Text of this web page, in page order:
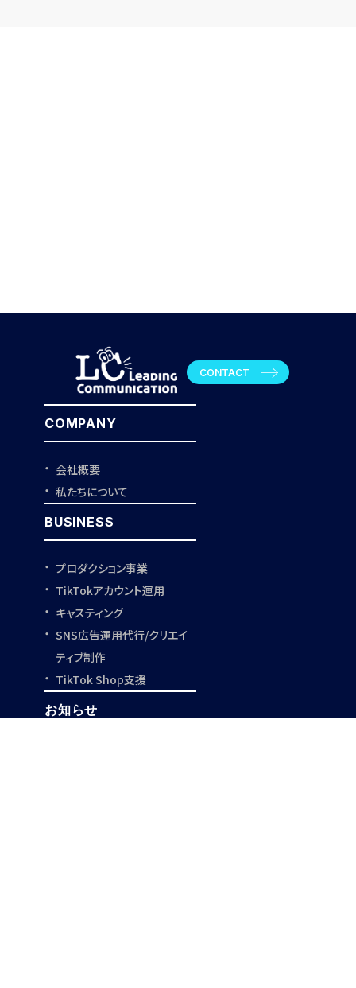
CONTACT
COMPANY
会社概要
私たちについて
BUSINESS
プロダクション事業
TikTokアカウント運用
キャスティング
SNS広告運用代行/クリエイ
ティブ制作
TikTok Shop支援
お知らせ